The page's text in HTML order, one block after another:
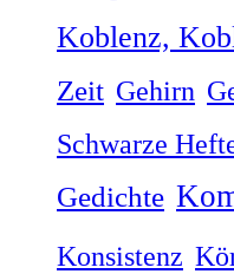
Koblenz,
Zeit Gehirn
Schwarze
Gedichte
Konsistenz